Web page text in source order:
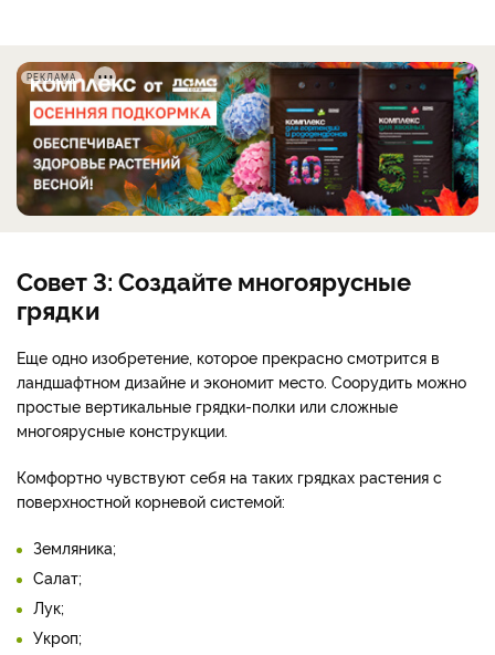
РЕКЛАМА
Совет 3: Создайте многоярусные
грядки
Еще одно изобретение, которое прекрасно смотрится в
ландшафтном дизайне и экономит место. Соорудить можно
простые вертикальные грядки-полки или сложные
многоярусные конструкции.
Комфортно чувствуют себя на таких грядках растения с
поверхностной корневой системой:
Земляника;
Салат;
Лук;
Укроп;